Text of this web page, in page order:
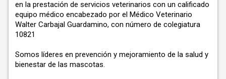
en la prestación de servicios veterinarios con un calificado
equipo médico encabezado por el Médico Veterinario
Walter Carbajal Guardamino, con número de colegiatura
10821
Somos líderes en prevención y mejoramiento de la salud y
bienestar de las mascotas.